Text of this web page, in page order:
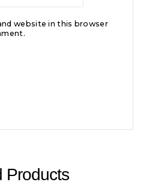
website in this browser
Products